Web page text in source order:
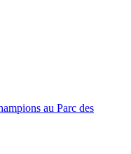
au Parc des